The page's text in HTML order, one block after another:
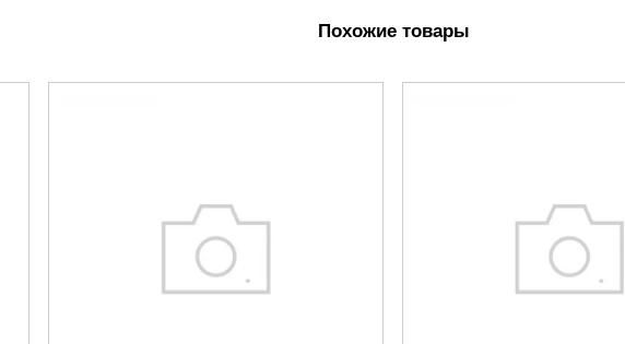
Похожие товары